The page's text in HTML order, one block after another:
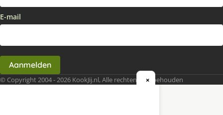
E-mail
Aanmelden
© Copyright 2004 - 2026 KookJij.nl, Alle rechten voorbehouden
×